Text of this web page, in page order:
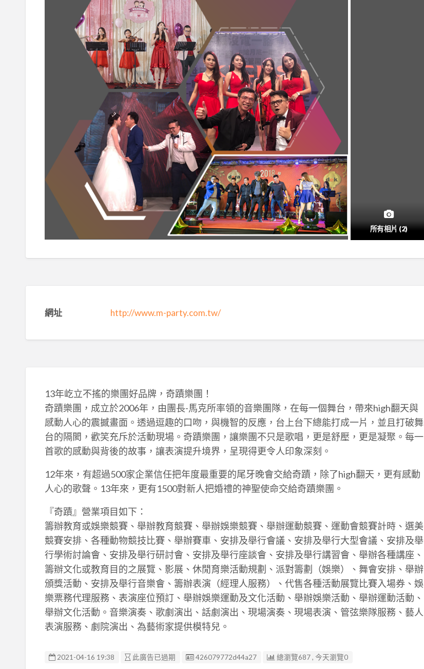
所有相片 (2)
網址 http://www.m-party.com.tw/
13年屹立不搖的樂團好品牌，奇蹟樂團！
奇蹟樂團，成立於2006年，由團長-馬克所率領的音樂團隊，在每一個舞台，帶來high翻天與
感動人心的震撼畫面。透過逗趣的口吻，與機智的反應，台上台下總能打成一片，並且打破舞
台的隔閡，歡笑充斥於活動現場。奇蹟樂團，讓樂團不只是歌唱，更是舒壓，更是凝聚。每一
首歌的感動與背後的故事，讓表演提升境界，呈現得更令人印象深刻。
12年來，有超過500家企業信任把年度最重要的尾牙晚會交給奇蹟，除了high翻天，更有感動
人心的歌聲。13年來，更有1500對新人把婚禮的神聖使命交給奇蹟樂團。
『奇蹟』營業項目如下：
籌辦教育或娛樂競賽、舉辦教育競賽、舉辦娛樂競賽、舉辦運動競賽、運動會競賽計時、選美
競賽安排、各種動物競技比賽、舉辦賽車、安排及舉行會議、安排及舉行大型會議、安排及舉
行學術討論會、安排及舉行研討會、安排及舉行座談會、安排及舉行講習會、舉辦各種講座、
籌辦文化或教育目的之展覽、影展、休閒育樂活動規劃、派對籌劃（娛樂）、舞會安排、舉辦
頒獎活動、安排及舉行音樂會、籌辦表演（經理人服務）、代售各種活動展覽比賽入場券、娛
樂票務代理服務、表演座位預訂、舉辦娛樂運動及文化活動、舉辦娛樂活動、舉辦運動活動、
舉辦文化活動。音樂演奏、歌劇演出、話劇演出、現場演奏、現場表演、管弦樂隊服務、藝人
表演服務、劇院演出、為藝術家提供模特兒。
2021-04-16 19:38 此廣告已過期 廣告编號
426079772d44a27 總瀏覽687 , 今天瀏覽0